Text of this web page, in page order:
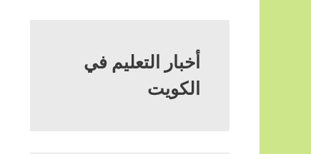
أخبار التعليم في
الكويت